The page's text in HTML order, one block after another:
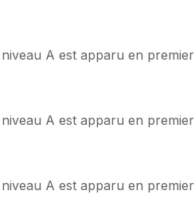
A est apparu en premier
A est apparu en premier
A est apparu en premier